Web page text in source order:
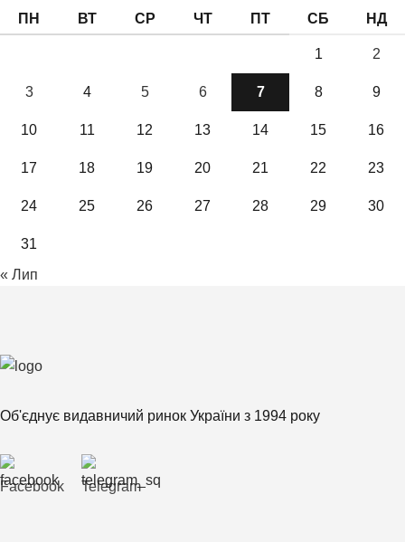
ПН ВТ СР ЧТ ПТ СБ НД
1 2
3 4 5 6 7 8 9
10 11 12 13 14 15 16
17 18 19 20 21 22 23
24 25 26 27 28 29 30
31
« Лип
Об'єднує видавничий ринок України з 1994 року
Facebook Telegram